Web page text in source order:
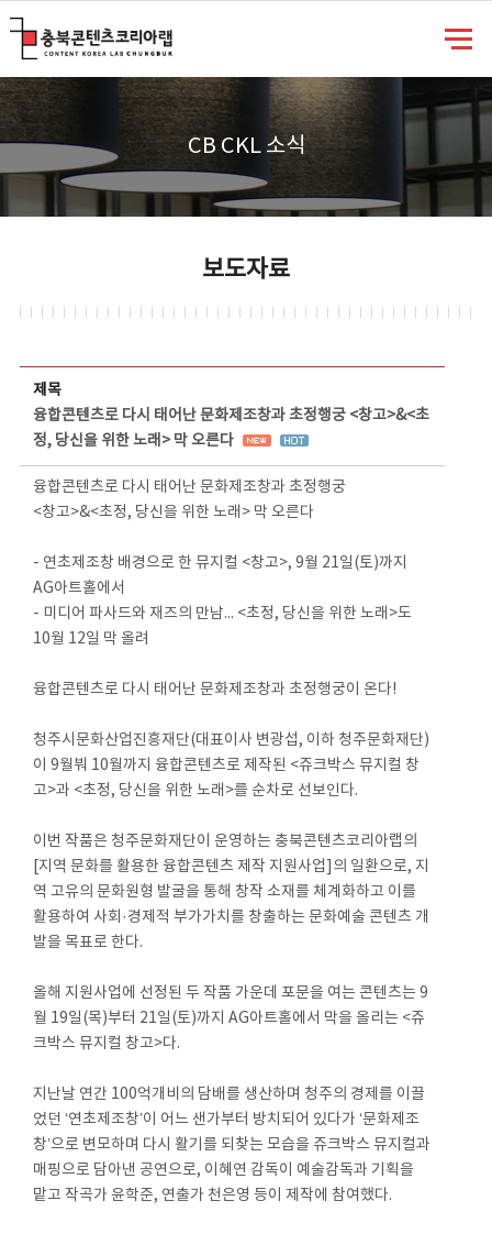
CB CKL 소식
보도자료
제목
융합콘텐츠로 다시 태어난 문화제조창과 초정행궁 <창고>&<초
정, 당신을 위한 노래> 막 오른다
융합콘텐츠로 다시 태어난 문화제조창과 초정행궁
<창고>&<초정, 당신을 위한 노래> 막 오른다
- 연초제조창 배경으로 한 뮤지컬 <창고>, 9월 21일(토)까지
AG아트홀에서
- 미디어 파사드와 재즈의 만남... <초정, 당신을 위한 노래>도
10월 12일 막 올려
융합콘텐츠로 다시 태어난 문화제조창과 초정행궁이 온다!
청주시문화산업진흥재단(대표이사 변광섭, 이하 청주문화재단)
이 9월붜 10월까지 융합콘텐츠로 제작된 <쥬크박스 뮤지컬 창
고>과 <초정, 당신을 위한 노래>를 순차로 선보인다.
이번 작품은 청주문화재단이 운영하는 충북콘텐츠코리아랩의
[지역 문화를 활용한 융합콘텐츠 제작 지원사업]의 일환으로, 지
역 고유의 문화원형 발굴을 통해 창작 소재를 체계화하고 이를
활용하여 사회·경제적 부가가치를 창출하는 문화예술 콘텐츠 개
발을 목표로 한다.
올해 지원사업에 선정된 두 작품 가운데 포문을 여는 콘텐츠는 9
월 19일(목)부터 21일(토)까지 AG아트홀에서 막을 올리는 <쥬
크박스 뮤지컬 창고>다.
지난날 연간 100억개비의 담배를 생산하며 청주의 경제를 이끌
었던 ‘연초제조창’이 어느 샌가부터 방치되어 있다가 ‘문화제조
창’으로 변모하며 다시 활기를 되찾는 모습을 쥬크박스 뮤지컬과
매핑으로 담아낸 공연으로, 이혜연 감독이 예술감독과 기획을
맡고 작곡가 윤학준, 연출가 천은영 등이 제작에 참여했다.